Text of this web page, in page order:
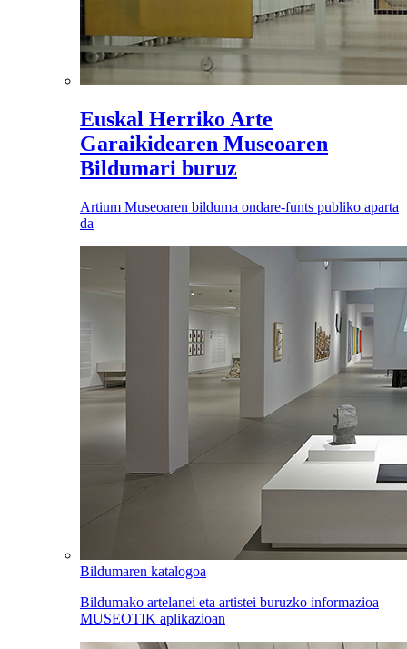
Euskal Herriko Arte
Garaikidearen Museoaren
Bildumari buruz
Artium Museoaren bilduma ondare-funts publiko aparta
da
Bildumaren katalogoa
Bildumako artelanei eta artistei buruzko informazioa
MUSEOTIK aplikazioan